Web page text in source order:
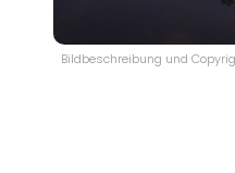
Bildbeschreibung und